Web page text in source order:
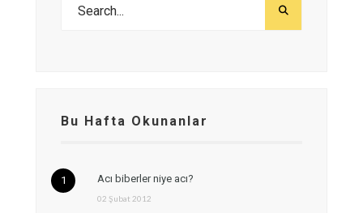
Bu Hafta Okunanlar
Acı biberler niye acı?
02 Şubat 2012